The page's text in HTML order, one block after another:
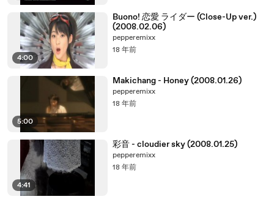
4:00
Buono! 恋愛 ライダー (Close-Up ver.)
(2008.02.06)
pepperemixx
18 年前
5:00
Makichang - Honey (2008.01.26)
pepperemixx
18 年前
4:41
彩音 - cloudier sky (2008.01.25)
pepperemixx
18 年前